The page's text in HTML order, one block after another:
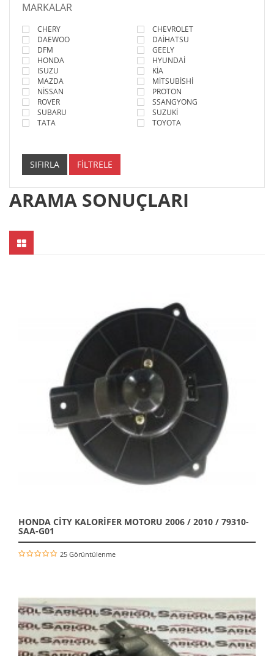
MARKALAR
CHERY
CHEVROLET
DAEWOO
DAİHATSU
DFM
GEELY
HONDA
HYUNDAİ
ISUZU
KİA
MAZDA
MİTSUBİSHİ
NİSSAN
PROTON
ROVER
SSANGYONG
SUBARU
SUZUKİ
TATA
TOYOTA
SIFIRLA FİLTRELE
ARAMA SONUÇLARI
HONDA CİTY KALORİFER MOTORU 2006 / 2010 / 79310-
SAA-G01
25 Görüntülenme